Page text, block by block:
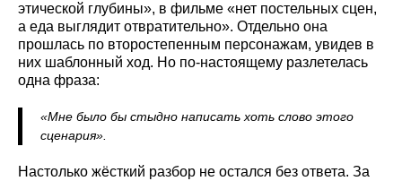
этической глубины», в фильме «нет постельных сцен,
а еда выглядит отвратительно». Отдельно она
прошлась по второстепенным персонажам, увидев в
них шаблонный ход. Но по-настоящему разлетелась
одна фраза:
«Мне было бы стыдно написать хоть слово этого
сценария».
Настолько жёсткий разбор не остался без ответа. За